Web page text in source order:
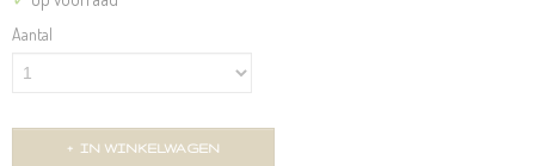
Aantal
IN WINKELWAGEN